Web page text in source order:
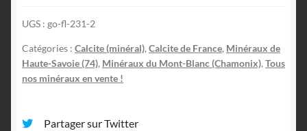
Chavants,
Les
Houches,
Haute-
UGS : go-fl-231-2
Catégories : Calcite (minéral), Calcite de France, Minéraux de
Haute-Savoie (74), Minéraux du Mont-Blanc (Chamonix), Tous
nos minéraux en vente !
Partager sur Twitter